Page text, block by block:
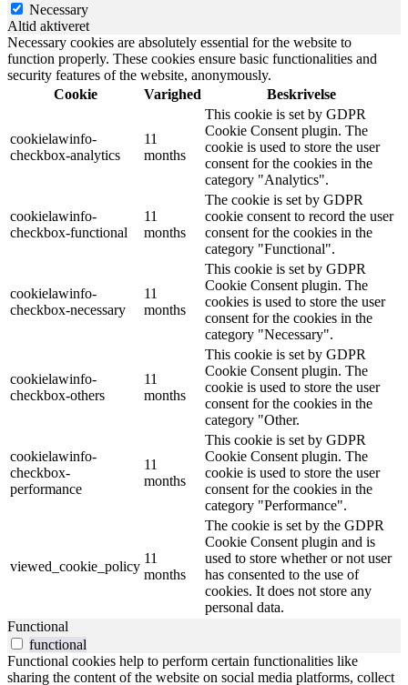
Necessary
Altid aktiveret
Necessary cookies are absolutely essential for the website to
function properly. These cookies ensure basic functionalities and
security features of the website, anonymously.
Cookie
Varighed Beskrivelse
cookielawinfo-
checkbox-analytics
11
months
This cookie is set by GDPR
Cookie Consent plugin. The
cookie is used to store the user
consent for the cookies in the
category "Analytics".
cookielawinfo-
checkbox-functional
11
months
The cookie is set by GDPR
cookie consent to record the user
consent for the cookies in the
category "Functional".
cookielawinfo-
checkbox-necessary
11
months
This cookie is set by GDPR
Cookie Consent plugin. The
cookies is used to store the user
consent for the cookies in the
category "Necessary".
cookielawinfo-
checkbox-others
11
months
This cookie is set by GDPR
Cookie Consent plugin. The
cookie is used to store the user
consent for the cookies in the
category "Other.
cookielawinfo-
checkbox-
performance
11
months
This cookie is set by GDPR
Cookie Consent plugin. The
cookie is used to store the user
consent for the cookies in the
category "Performance".
viewed_cookie_policy
11
months
The cookie is set by the GDPR
Cookie Consent plugin and is
used to store whether or not user
has consented to the use of
cookies. It does not store any
personal data.
Functional
functional
Functional cookies help to perform certain functionalities like
sharing the content of the website on social media platforms, collect